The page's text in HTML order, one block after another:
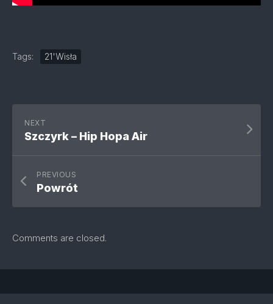
Tags: 21'Wisła
NEXT
Szczyrk – Hip Hopa Air
PREVIOUS
Powrót
Comments are closed.